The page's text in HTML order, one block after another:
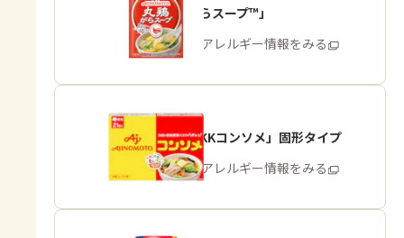
「丸鶏がらスープ™」
商品・アレルギー情報をみる
「味の素KKコンソメ」固形タイプ
商品・アレルギー情報をみる